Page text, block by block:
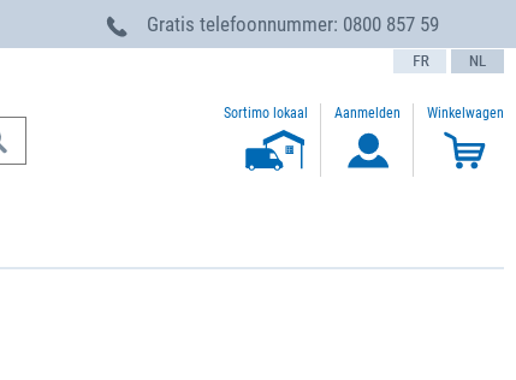
Gratis telefoonnummer: 0800 857 59
text.language
Sortimo lokaal Aanmelden Winkelwagen